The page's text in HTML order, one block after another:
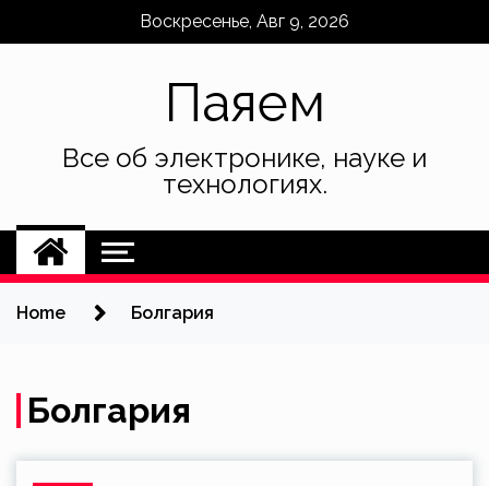
Воскресенье, Авг 9, 2026
Паяем
Все об электронике, науке и
технологиях.
Home Болгария
Болгария